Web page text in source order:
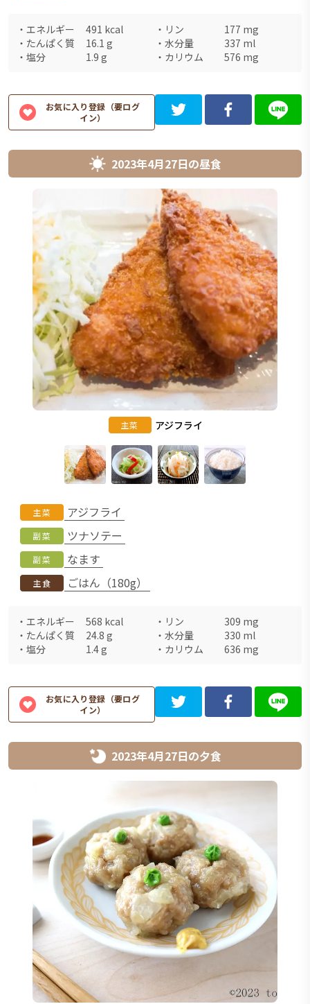
・ エネルギー 491 kcal ・ リン 177 mg
・ たんぱく質 16.1 g ・ 水分量 337 ml
・ 塩分 1.9 g ・ カリウム 576 mg
お気に入り登録（要ログ
イン）
2023年4月27日の昼食
主菜 アジフライ
主菜 アジフライ
副菜 ツナソテー
副菜 なます
主食 ごはん（180g）
・ エネルギー 568 kcal ・ リン 309 mg
・ たんぱく質 24.8 g ・ 水分量 330 ml
・ 塩分 1.4g ・ カリウム 636 mg
お気に入り登録（要ログ
イン）
2023年4月27日の夕食